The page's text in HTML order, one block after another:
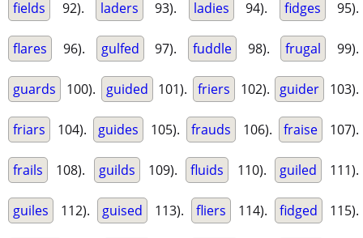
fields 92). laders 93). ladies 94). fidges 95).
flares 96). gulfed 97). fuddle 98). frugal 99).
guards 100). guided 101). friers 102). guider 103).
friars 104). guides 105). frauds 106). fraise 107).
frails 108). guilds 109). fluids 110). guiled 111).
guiles 112). guised 113). fliers 114). fidged 115).